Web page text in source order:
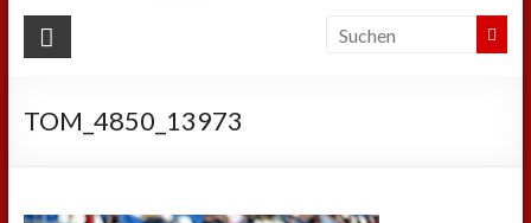
Kathrin
Sport
TOM_4850_13973